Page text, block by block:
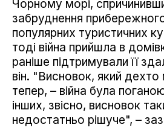
Чорному морі,
забруднення
популярних туристичних
тоді війна прийшла в
раніше підтримували її
він. "Висновок, який дехто
тепер, – війна була
інших, звісно, висновок
недостатньо рішуче", –